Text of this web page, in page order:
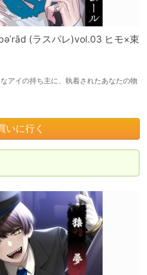
(ラスパレ)vol.03 ヒモ×束
アイの持ち主に、執着されたあなたの物
いに行く